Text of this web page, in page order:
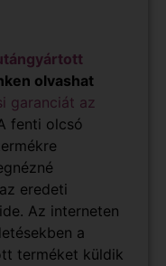
olvashat
garanciát az
fenti olcsó
eredeti
. Az interneten
a
terméket küldik